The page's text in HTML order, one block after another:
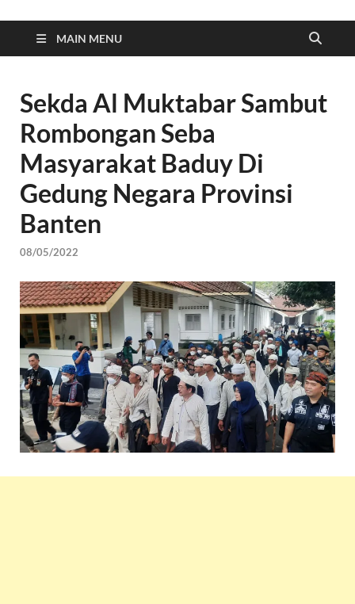
MAIN MENU
Sekda Al Muktabar Sambut
Rombongan Seba
Masyarakat Baduy Di
Gedung Negara Provinsi
Banten
08/05/2022